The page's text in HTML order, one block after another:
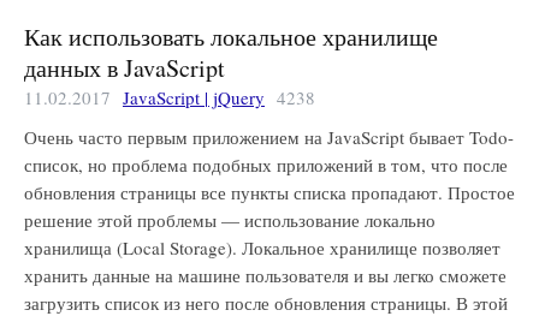
Как использовать локальное хранилище
данных в JavaScript
11.02.2017 JavaScript | jQuery 4238
Очень часто первым приложением на JavaScript бывает Todo-
список, но проблема подобных приложений в том, что после
обновления страницы все пункты списка пропадают. Простое
решение этой проблемы — использование локально
хранилища (Local Storage). Локальное хранилище позволяет
хранить данные на машине пользователя и вы легко сможете
загрузить список из него после обновления страницы. В этой